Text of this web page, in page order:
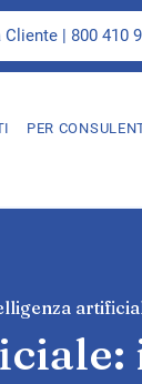
| 800 410
PER